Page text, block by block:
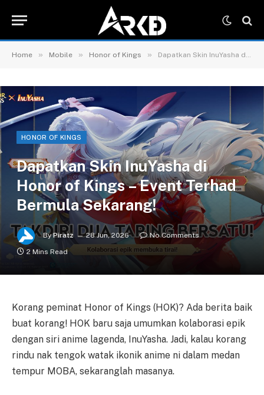
Home » Mobile » Honor of Kings » Dapatkan Skin InuYasha di Honor of Kings – Event Terhad Bermula Sekarang!
HONOR OF KINGS
Dapatkan Skin InuYasha di
Honor of Kings – Event Terhad
Bermula Sekarang!
By Piratz 28 Jun, 2026
No Comments
2 Mins Read
Korang peminat Honor of Kings (HOK)? Ada berita baik
buat korang! HOK baru saja umumkan kolaborasi epik
dengan siri anime lagenda, InuYasha. Jadi, kalau korang
rindu nak tengok watak ikonik anime ni dalam medan
tempur MOBA, sekaranglah masanya.